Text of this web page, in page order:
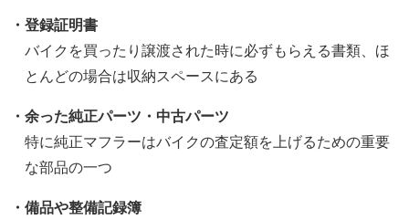
・登録証明書
バイクを買ったり譲渡された時に必ずもらえる書類、ほ
とんどの場合は収納スペースにある
・余った純正パーツ・中古パーツ
特に純正マフラーはバイクの査定額を上げるための重要
な部品の一つ
・備品や整備記録簿